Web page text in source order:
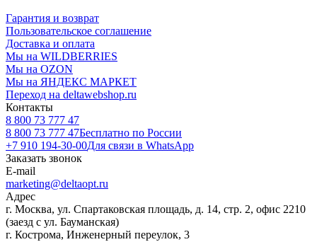
Гарантия и возврат
Пользовательское соглашение
Доставка и оплата
Мы на WILDBERRIES
Мы на OZON
Мы на ЯНДЕКС МАРКЕТ
Переход на deltawebshop.ru
Контакты
8 800 73 777 47
8 800 73 777 47Бесплатно по России
+7 910 194-30-00Для связи в WhatsApp
Заказать звонок
E-mail
marketing@deltaopt.ru
Адрес
г. Москва, ул. Спартаковская площадь, д. 14, стр. 2, офис 2210
(заезд с ул. Бауманская)
г. Кострома, Инженерный переулок, 3